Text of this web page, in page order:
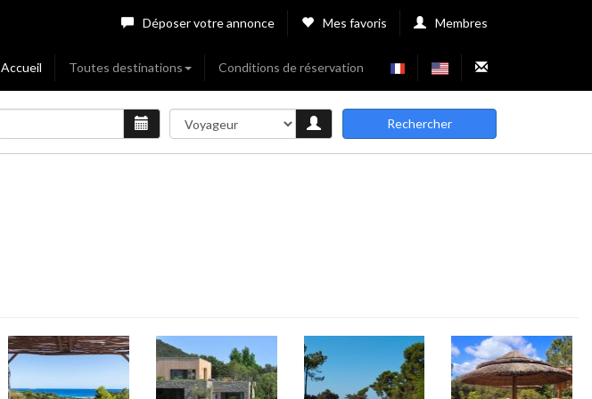
Déposer votre annonce Mes favoris Membres
Accueil Toutes destinations Conditions de réservation
Rechercher